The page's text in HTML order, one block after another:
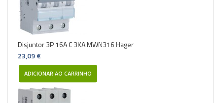
Disjuntor 3P 16A C 3KA MWN316 Hager
23,09 €
ADICIONAR AO CARRINHO